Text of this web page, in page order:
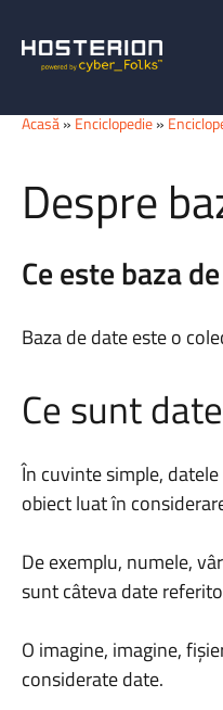
Acasă» Enciclopedie»
Despre
Ce este baza
Baza de date este o
Ce sunt
În cuvinte simple,
obiect luat în
De exemplu, numele,
sunt câteva date
O imagine, imagine,
considerate date.